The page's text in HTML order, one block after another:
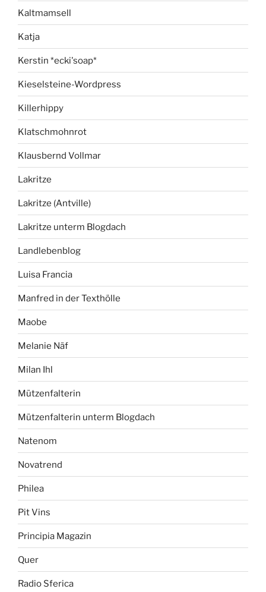
Kaltmamsell
Katja
Kerstin *ecki'soap*
Kieselsteine-Wordpress
Killerhippy
Klatschmohnrot
Klausbernd Vollmar
Lakritze
Lakritze (Antville)
Lakritze unterm Blogdach
Landlebenblog
Luisa Francia
Manfred in der Texthölle
Maobe
Melanie Näf
Milan Ihl
Mützenfalterin
Mützenfalterin unterm Blogdach
Natenom
Novatrend
Philea
Pit Vins
Principia Magazin
Quer
Radio Sferica